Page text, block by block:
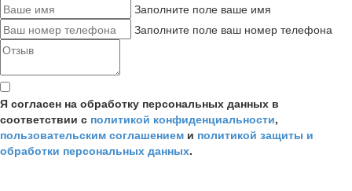
Заполните поле ваше имя
Заполните поле ваш номер телефона
Я согласен на обработку персональных данных в
соответствии с политикой конфиденциальности,
пользовательским соглашением и политикой защиты и
обработки персональных данных.